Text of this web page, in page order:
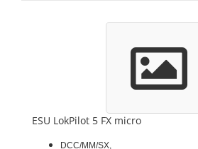
ESU LokPilot 5 FX micro
DCC/MM/SX,